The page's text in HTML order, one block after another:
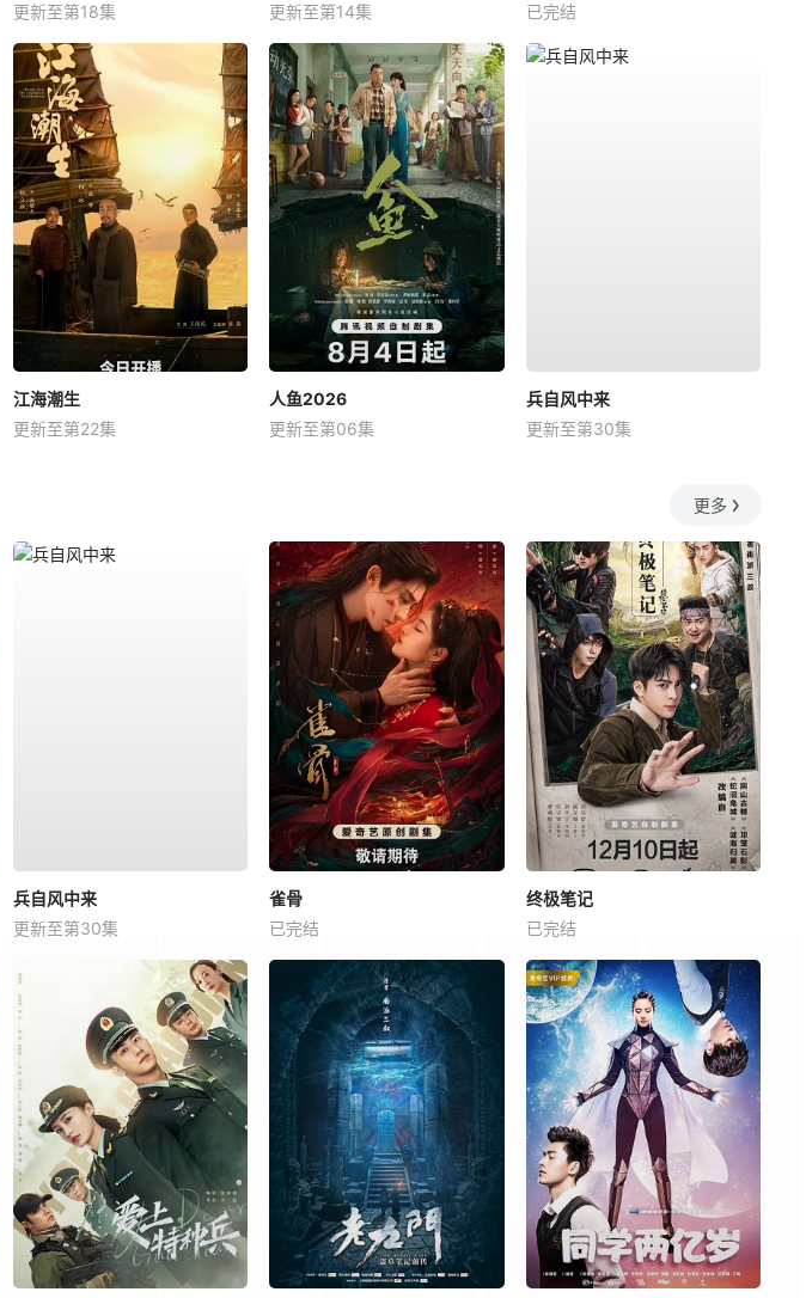
更新至第18集
更新至第14集
已完结
江海潮生
更新至第22集
人鱼2026
更新至第06集
兵自风中来
更新至第30集
更多
兵自风中来
更新至第30集
雀骨
已完结
终极笔记
已完结